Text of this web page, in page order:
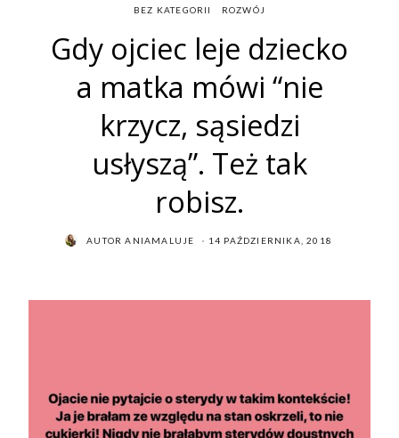
BEZ KATEGORII ROZWÓJ
Gdy ojciec leje dziecko
a matka mówi “nie
krzycz, sąsiedzi
usłyszą”. Też tak
robisz.
AUTORANIAMALUJE
POSTED
14 PAŹDZIERNIKA, 2018